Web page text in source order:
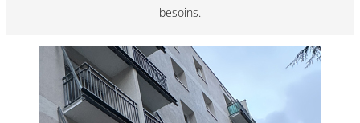
besoins.